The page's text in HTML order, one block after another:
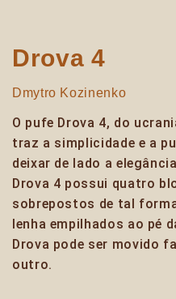
Drova 4
Dmytro Kozinenko
O pufe Drova 4, do
traz a simplicidade e a
deixar de lado a
Drova 4 possui quatro
sobrepostos de tal
lenha empilhados ao pé
Drova pode ser movido
outro.